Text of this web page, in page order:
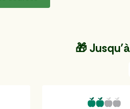
🎁